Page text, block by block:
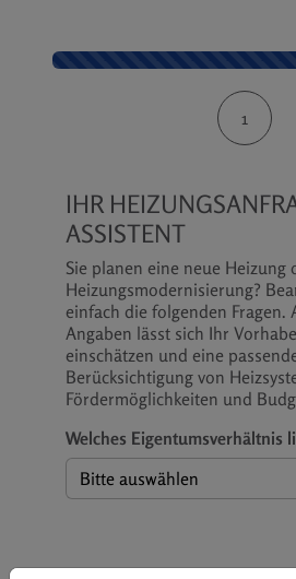
Kontaktformular-Fortschritt
1
IHR
ASSISTENT
Sie planen eine neue Heizung
Heizungsmodernisierung?
einfach die folgenden Fragen.
Angaben lässt sich Ihr
einschätzen und eine
Berücksichtigung von
Fördermöglichkeiten und
Welches Eigentumsverhältnis